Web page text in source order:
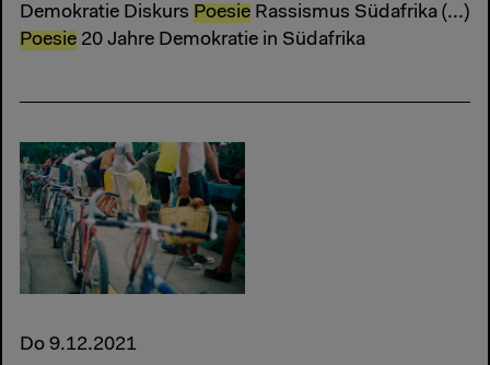
Demokratie Diskurs Poesie Rassismus Südafrika (...)
Poesie 20 Jahre Demokratie in Südafrika
Do 9.12.2021